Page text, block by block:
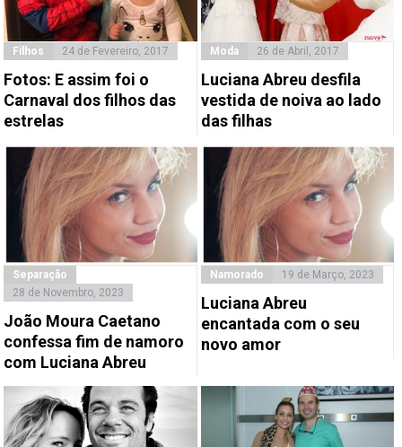
Filhos 24 de Fevereiro, 2017
Fotos: E assim foi o
Carnaval dos filhos das
estrelas
Moda 26 de Abril, 2017
Luciana Abreu desfila
vestida de noiva ao lado
das filhas
Separação
28 de Novembro, 2023
João Moura Caetano
confessa fim de namoro
com Luciana Abreu
Namorado 19 de Março, 2023
Luciana Abreu
encantada com o seu
novo amor